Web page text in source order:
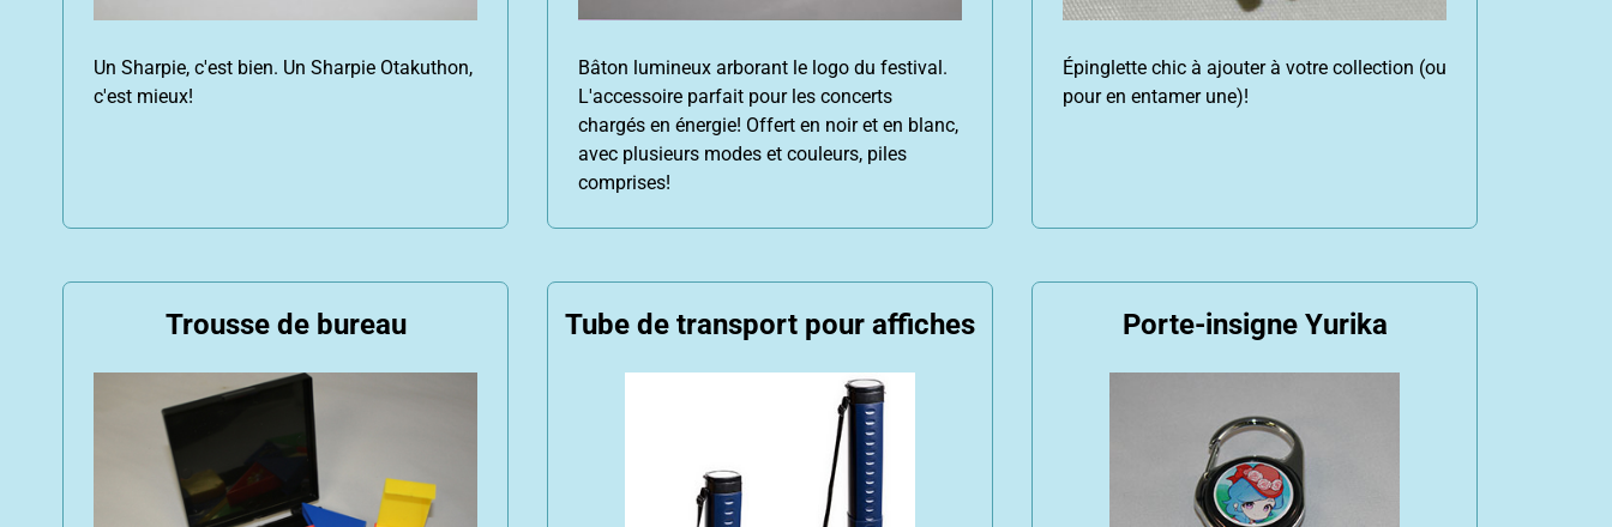
Un Sharpie, c'est bien. Un Sharpie Otakuthon,
c'est mieux!
Bâton lumineux arborant le logo du festival.
L'accessoire parfait pour les concerts
chargés en énergie! Offert en noir et en blanc,
avec plusieurs modes et couleurs, piles
comprises!
Épinglette chic à ajouter à votre collection (ou
pour en entamer une)!
Trousse de bureau Tube de transport pour affiches Porte-insigne Yurika